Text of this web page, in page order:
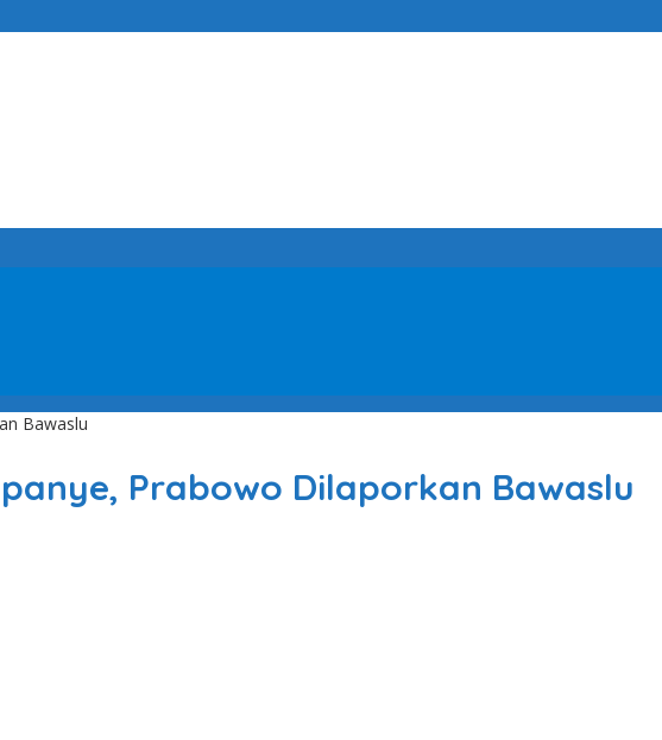
Bawaslu
Prabowo Dilaporkan Bawaslu